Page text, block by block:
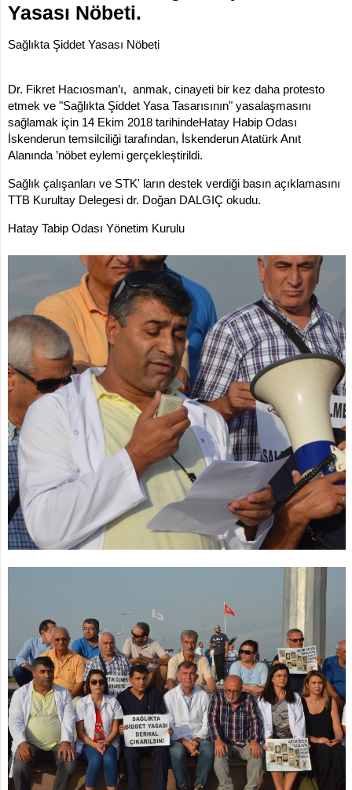
KOMİSYONLAR
İLETİŞİM
Yasası Nöbeti.
Sağlıkta Şiddet Yasası Nöbeti
Dr. Fikret Hacıosman’ı, anmak, cinayeti bir kez daha protesto
etmek ve "Sağlıkta Şiddet Yasa Tasarısının" yasalaşmasını
sağlamak için 14 Ekim 2018 tarihindeHatay Habip Odası
İskenderun temsilciliği tarafından, İskenderun Atatürk Anıt
Alanında ’nöbet eylemi gerçekleştirildi.
Sağlık çalışanları ve STK' ların destek verdiği basın açıklamasını
TTB Kurultay Delegesi dr. Doğan DALGIÇ okudu.
Hatay Tabip Odası Yönetim Kurulu